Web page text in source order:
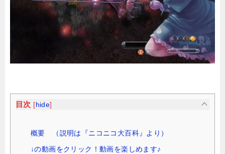
目次 [ hide]
概要 （説明は『ニコニコ大百科』より）
↓の動画をクリック！動画を楽しめます♪